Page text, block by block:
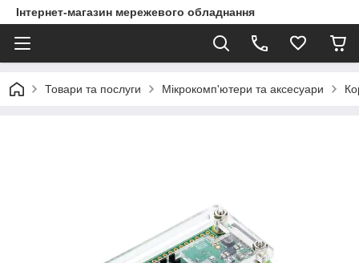
Інтернет-магазин мережевого обладнання
Товари та послуги Мікрокомп'ютери та аксесуари